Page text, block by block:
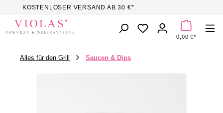
Zum Hauptinhalt springen
KOSTENLOSER VERSAND AB 30 €*
DU HAST 0
0,00 €*
Alles für den Grill Saucen & Dips